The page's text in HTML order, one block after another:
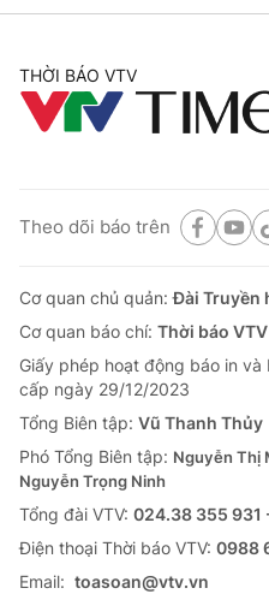
THỜI BÁO VTV
Theo dõi báo trên
Cơ quan chủ quản:Đài Truyền
Cơ quan báo chí: Thời báo VTV
Giấy phép hoạt động báo in
cấp ngày 29/12/2023
Tổng Biên tập: Vũ Thanh Thủy
Phó Tổng Biên tập: Nguyễn Thị
Nguyễn Trọng Ninh
Tổng đài VTV: 024.38 355 931
Ðiện thoại Thời báo VTV: 0988
Email: toasoan@vtv.vn